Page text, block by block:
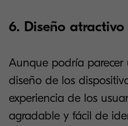
6. Diseño atractivo
Aunque podría parecer
diseño de los
experiencia de los
agradable y fácil de